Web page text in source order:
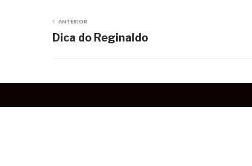
ANTERIOR
Dica do Reginaldo